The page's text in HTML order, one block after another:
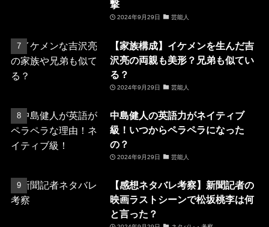
撃
2024年9月29日 芸能人
【家族構成】イケメンを生んだ吉
沢亮の両親も美形？兄弟も似てい
る？
2024年9月29日 芸能人
中島健人の英語力がネイティブ
級！いつからペラペラになった
の？
2024年9月29日 芸能人
【感想ネタバレ考察】新聞記者の
映画ラストシーンで松坂桃李は何
と言った？